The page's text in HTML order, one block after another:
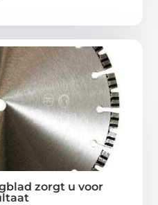
zorgt u voor